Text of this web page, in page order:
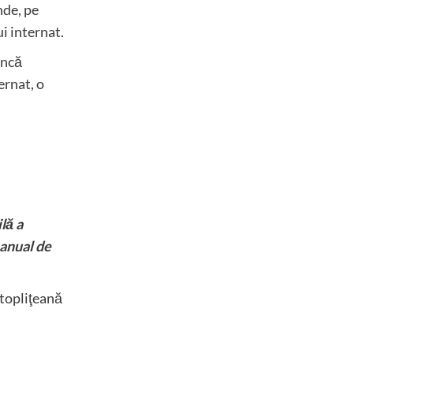
pe
internat.
o
a
de